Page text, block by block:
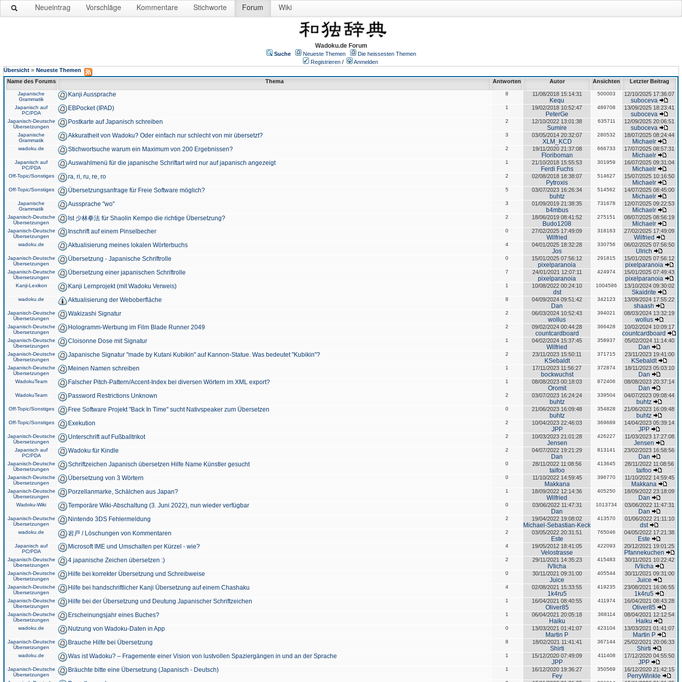
Neueintrag Vorschläge Kommentare Stichworte Forum Wiki
Wadoku.de Forum
Suche Neueste Themen
Die heissesten Themen
Registrieren /
Anmelden
Übersicht » Neueste Themen
Name des Forums
Thema Antworten Autor Ansichten Letzter Beitrag
Japanische
Grammatik
Kanji Aussprache 8 11/08/2018 15:14:31
Kequ
500003 12/10/2025 17:36:07
suboceva
Japanisch auf
PC/PDA
EBPocket (IPAD) 1 19/02/2018 10:52:47
PeterGe
489708 13/09/2025 18:23:41
suboceva
Japanisch-Deutsche
Übersetzungen
Postkarte auf Japanisch schreiben 2 12/10/2022 13:01:38
Sumire
635711 12/09/2025 20:06:51
suboceva
Japanische
Grammatik
Akkuratheit von Wadoku? Oder einfach nur schlecht von mir übersetzt? 3 03/05/2014 20:32:07
XLM_KCD
280532 18/07/2025 08:24:44
Michaelr
wadoku.de Stichwortsuche warum ein Maximum von 200 Ergebnissen? 2 19/11/2020 21:37:08
Floriboman
666733 17/07/2025 08:57:31
Michaelr
Japanisch auf
PC/PDA
Auswahlmenü für die japanische Schriftart wird nur auf japanisch angezeigt 1 21/10/2018 15:55:53
Ferdi Fuchs
301959 16/07/2025 09:31:04
Michaelr
Off-Topic/Sonstiges ra, ri, ru, re, ro 2 02/08/2018 18:38:07
Pytroxis
514627 15/07/2025 10:16:50
Michaelr
Off-Topic/Sonstiges Übersetzungsanfrage für Freie Software möglich? 5 03/07/2023 16:26:34
buhtz
514562 14/07/2025 08:45:00
Michaelr
Japanische
Grammatik
Aussprache "wo" 3 01/09/2019 21:38:35
b4mbus
731678 12/07/2025 09:22:53
Michaelr
Japanisch-Deutsche
Übersetzungen
Ist 少林拳法 für Shaolin Kempo die richtige Übersetzung? 2 18/06/2019 08:41:52
Budo1208
275151 08/07/2025 08:56:19
Michaelr
Japanisch-Deutsche
Übersetzungen
Inschrift auf einem Pinselbecher 0 27/02/2025 17:49:09
Wilfried
318163 27/02/2025 17:49:09
Wilfried
wadoku.de Aktualisierung meines lokalen Wörterbuchs 4 04/01/2025 18:32:28
Jos
330756 06/02/2025 07:56:50
Ulrich
Japanisch-Deutsche
Übersetzungen
Übersetzung - Japanische Schriftrolle 0 15/01/2025 07:56:12
pixelparanoia
291815 15/01/2025 07:56:12
pixelparanoia
Japanisch-Deutsche
Übersetzungen
Übersetzung einer japanischen Schriftrolle 7 24/01/2021 12:07:11
pixelparanoia
424974 15/01/2025 07:49:43
pixelparanoia
Kanji-Lexikon Kanji Lernprojekt (mit Wadoku Verweis) 1 10/08/2022 00:24:10
dst
1004586 13/10/2024 09:30:02
Skaidrite
wadoku.de Aktualisierung der Weboberfläche 8 04/09/2024 09:51:42
Dan
342123 13/09/2024 17:55:22
shaash
Japanisch-Deutsche
Übersetzungen
Wakizashi Signatur 2 06/03/2024 10:52:43
wollus
394021 08/03/2024 13:32:19
wollus
Japanisch-Deutsche
Übersetzungen
Hologramm-Werbung im Film Blade Runner 2049 2 09/02/2024 00:44:28
countcardboard
366428 10/02/2024 10:09:17
countcardboard
Japanisch-Deutsche
Übersetzungen
Cloisonne Dose mit Signatur 1 04/02/2024 15:37:45
Wilfried
358937 05/02/2024 11:14:40
Dan
Japanisch-Deutsche
Übersetzungen
Japanische Signatur "made by Kutani Kubikin" auf Kannon-Statue. Was bedeutet "Kubikin"? 2 23/11/2023 15:50:11
KSebaldt
371715 23/11/2023 19:41:00
KSebaldt
Japanisch-Deutsche
Übersetzungen
Meinen Namen schreiben 1 17/11/2023 11:56:27
bockwuchst
372874 18/11/2023 05:03:10
Dan
WadokuTeam Falscher Pitch-Pattern/Accent-Index bei diversen Wörtern im XML export? 1 08/08/2023 00:18:03
Oromit
872406 08/08/2023 20:37:14
Dan
WadokuTeam Password Restrictions Unknown 2 03/07/2023 16:24:24
buhtz
339504 04/07/2023 09:08:44
buhtz
Off-Topic/Sonstiges Free Software Projekt "Back In Time" sucht Nativspeaker zum Übersetzen 0 21/06/2023 16:09:48
buhtz
354828 21/06/2023 16:09:48
buhtz
Off-Topic/Sonstiges Exekution 2 10/04/2023 22:46:03
JPP
369689 14/04/2023 05:39:14
JPP
Japanisch-Deutsche
Übersetzungen
Unterschrift auf Fußballtrikot 2 10/03/2023 21:01:28
Jensen
426227 11/03/2023 17:27:08
Jensen
Japanisch auf
PC/PDA
Wadoku für Kindle 2 04/07/2022 19:21:29
Dan
813141 23/02/2023 16:58:56
Dan
Japanisch-Deutsche
Übersetzungen
Schriftzeichen Japanisch übersetzen Hilfe Name Künstler gesucht 0 28/11/2022 11:08:56
taifoo
413645 28/11/2022 11:08:56
taifoo
Japanisch-Deutsche
Übersetzungen
Übersetzung von 3 Wörtern 0 11/10/2022 14:59:45
Makkana
396770 11/10/2022 14:59:45
Makkana
Japanisch-Deutsche
Übersetzungen
Porzellanmarke, Schälchen aus Japan? 1 18/09/2022 12:14:36
Wilfried
405250 18/09/2022 23:18:09
Dan
Wadoku-Wiki Temporäre Wiki-Abschaltung (3. Juni 2022), nun wieder verfügbar 0 03/06/2022 11:47:31
Dan
1013734 03/06/2022 11:47:31
Dan
Japanisch-Deutsche
Übersetzungen
Nintendo 3DS Fehlermeldung 2 19/04/2022 19:08:02
Michael-Sebastian-Keck
413570 01/06/2022 21:11:10
dst
wadoku.de 岩戸 / Löschungen von Kommentaren 2 03/05/2022 20:31:51
Este
765046 04/05/2022 17:21:38
Este
Japanisch auf
PC/PDA
Microsoft IME und Umschalten per Kürzel - wie? 4 19/05/2012 18:41:05
Velostrasse
422093 20/12/2021 19:01:25
Pfannekuchen
Japanisch-Deutsche
Übersetzungen
4 japanische Zeichen übersetzen :) 2 29/11/2021 14:35:23
IVIicha
415483 30/11/2021 10:22:42
IVIicha
Japanisch-Deutsche
Übersetzungen
Hilfe bei korrekter Übersetzung und Schreibweise 0 30/11/2021 09:31:00
Juice
405544 30/11/2021 09:31:00
Juice
Japanisch-Deutsche
Übersetzungen
Hilfe bei handschriftlicher Kanji Übersetzung auf einem Chashaku 4 02/08/2021 15:33:55
1k4ru5
419235 23/08/2021 16:06:55
1k4ru5
Japanisch-Deutsche
Übersetzungen
Hilfe bei der Übersetzung und Deutung Japanischer Schriftzeichen 1 16/04/2021 08:40:55
Oliver85
411974 16/04/2021 08:43:28
Oliver85
Japanisch-Deutsche
Übersetzungen
Erscheinungsjahr eines Buches? 1 06/04/2021 20:05:18
Haiku
368114 08/04/2021 12:12:54
Haiku
wadoku.de Nutzung von Wadoku-Daten in App 0 13/03/2021 01:41:07
Martin P
423104 13/03/2021 01:41:07
Martin P
Japanisch-Deutsche
Übersetzungen
Brauche Hilfe bei Übersetzung 8 18/02/2021 11:41:41
Shirti
367144 25/02/2021 20:06:33
Shirti
wadoku.de Was ist Wadoku? – Fragemente einer Vision von lustvollen Spaziergängen in und an der Sprache 1 15/12/2020 07:49:09
JPP
411408 17/12/2020 04:55:50
JPP
Japanisch-Deutsche
Übersetzungen
Bräuchte bitte eine Übersetzung (Japanisch - Deutsch) 1 16/12/2020 19:36:27
Fey
350569 16/12/2020 21:42:15
PerryWinkle